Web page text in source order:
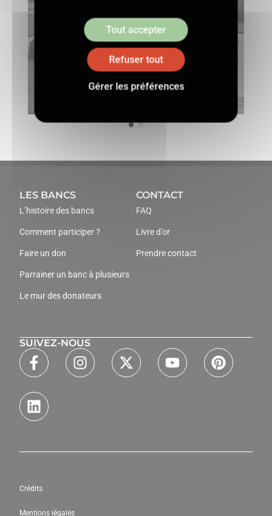
LES BANCS
L’histoire des bancs
Comment participer ?
Faire un don
Parrainer un banc à plusieurs
Le mur des donateurs
CONTACT
FAQ
Livre d’or
Prendre contact
SUIVEZ-NOUS
Crédits
Mentions légales
Tout accepter
Refuser tout
Gérer les préférences